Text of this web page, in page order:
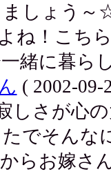
ましょう
ね！こち
緒に暮ら
( 2002-09-
さが心の
でそんな
らお嫁さ